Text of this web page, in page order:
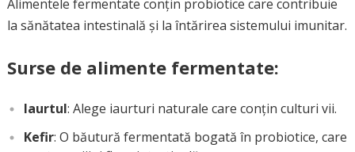
Alimentele fermentate conțin probiotice care contribuie
la sănătatea intestinală și la întărirea sistemului imunitar.
Surse de alimente fermentate:
Iaurtul: Alege iaurturi naturale care conțin culturi vii.
Kefir: O băutură fermentată bogată în probiotice, care